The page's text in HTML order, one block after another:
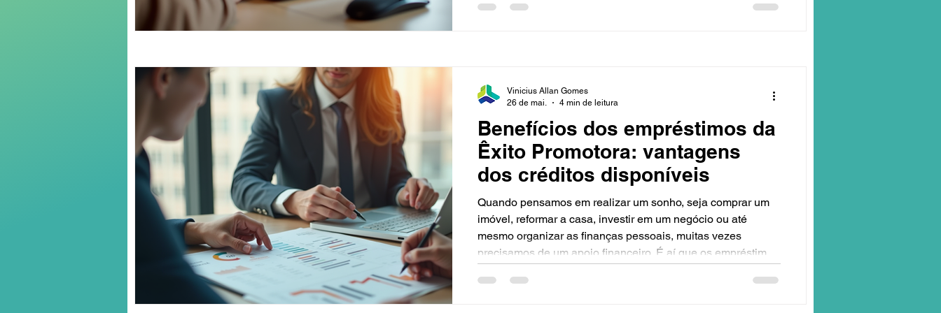
que seu pedido de crédito online seja aprovado
Benefícios dos empréstimos da
Êxito Promotora: vantagens
dos créditos disponíveis
Quando pensamos em realizar um sonho, seja comprar um
imóvel, reformar a casa, investir em um negócio ou até
mesmo organizar as finanças pessoais, muitas vezes
precisamos de um apoio financeiro. É aí que os empréstimos
compartilhar com você os principais benefícios dos
Vinicius Allan Gomes
26 de mai.
4 min de leitura